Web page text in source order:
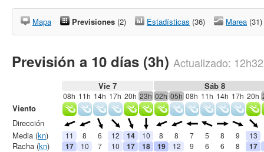
Mapa Previsiones (2) Estadísticas (36) Marea (31)
Previsión a 10 días (3h) Actualizado: 12h32
Vie 7 Sáb 8
08h 11h 14h 17h 20h 23h 02h 05h 08h 11h 14h 17h 20h
11 8 6 12 14 10 8 8 7 5 8 9 13
17 10 7 10 17 18 19 12 9 6 6 8 17
Viento
Dirección
Media (kn)
Racha (kn)